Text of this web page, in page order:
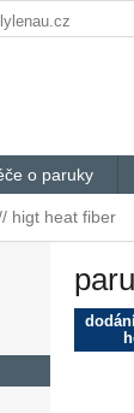
o paruky
higt heat fiber